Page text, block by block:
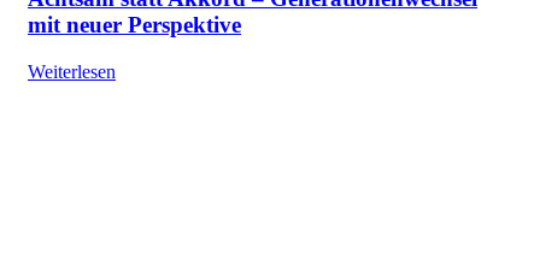
mit neuer Perspektive
Weiterlesen